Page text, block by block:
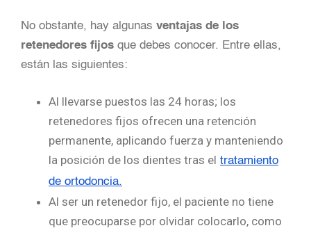
No obstante, hay algunas ventajas de los
retenedores fijos que debes conocer. Entre ellas,
están las siguientes:
Al llevarse puestos las 24 horas; los
retenedores fijos ofrecen una retención
permanente, aplicando fuerza y manteniendo
la posición de los dientes tras el tratamiento
de ortodoncia.
Al ser un retenedor fijo, el paciente no tiene
que preocuparse por olvidar colocarlo, como